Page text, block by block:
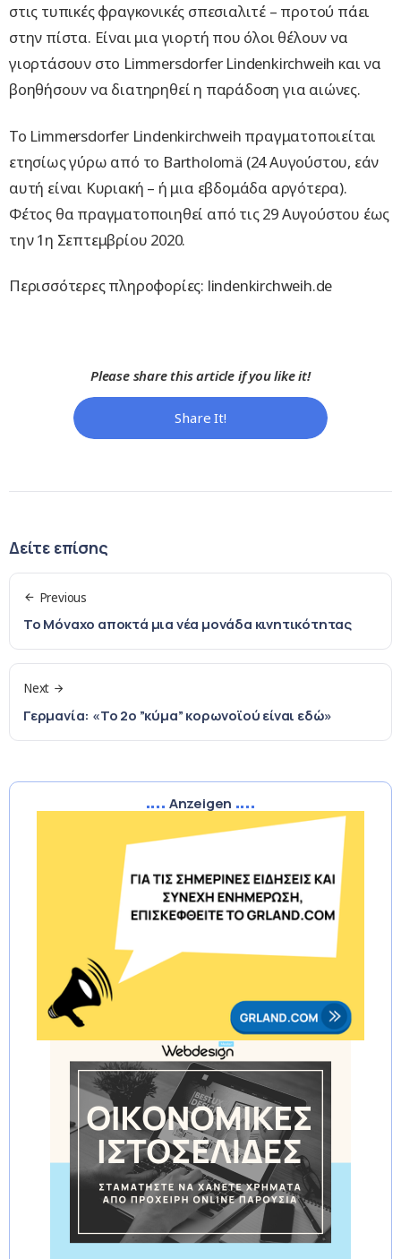
στις τυπικές φραγκονικές σπεσιαλιτέ – προτού πάει
στην πίστα. Είναι μια γιορτή που όλοι θέλουν να
γιορτάσουν στο Limmersdorfer Lindenkirchweih και να
βοηθήσουν να διατηρηθεί η παράδοση για αιώνες.
Το Limmersdorfer Lindenkirchweih πραγματοποιείται
ετησίως γύρω από το Bartholomä (24 Αυγούστου, εάν
αυτή είναι Κυριακή – ή μια εβδομάδα αργότερα).
Φέτος θα πραγματοποιηθεί από τις 29 Αυγούστου έως
την 1η Σεπτεμβρίου 2020.
Περισσότερες πληροφορίες: lindenkirchweih.de
Please share this article if you like it!
Share It!
Δείτε επίσης
Previous
Το Μόναχο αποκτά μια νέα μονάδα κινητικότητας
Next
Γερμανία: «Το 2ο ”κύμα” κορωνοϊού είναι εδώ»
Anzeigen